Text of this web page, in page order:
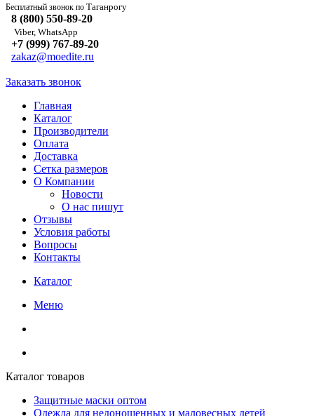
Бесплатный звонок по Таганрогу
8 (800) 550-89-20
Viber, WhatsApp
+7 (999) 767-89-20
zakaz@moedite.ru
Заказать звонок
Главная
Каталог
Производители
Оплата
Доставка
Сетка размеров
О Компании
Новости
О нас пишут
Отзывы
Условия работы
Вопросы
Контакты
Каталог
Меню
Каталог товаров
Защитные маски оптом
Одежда для недоношенных и маловесных детей